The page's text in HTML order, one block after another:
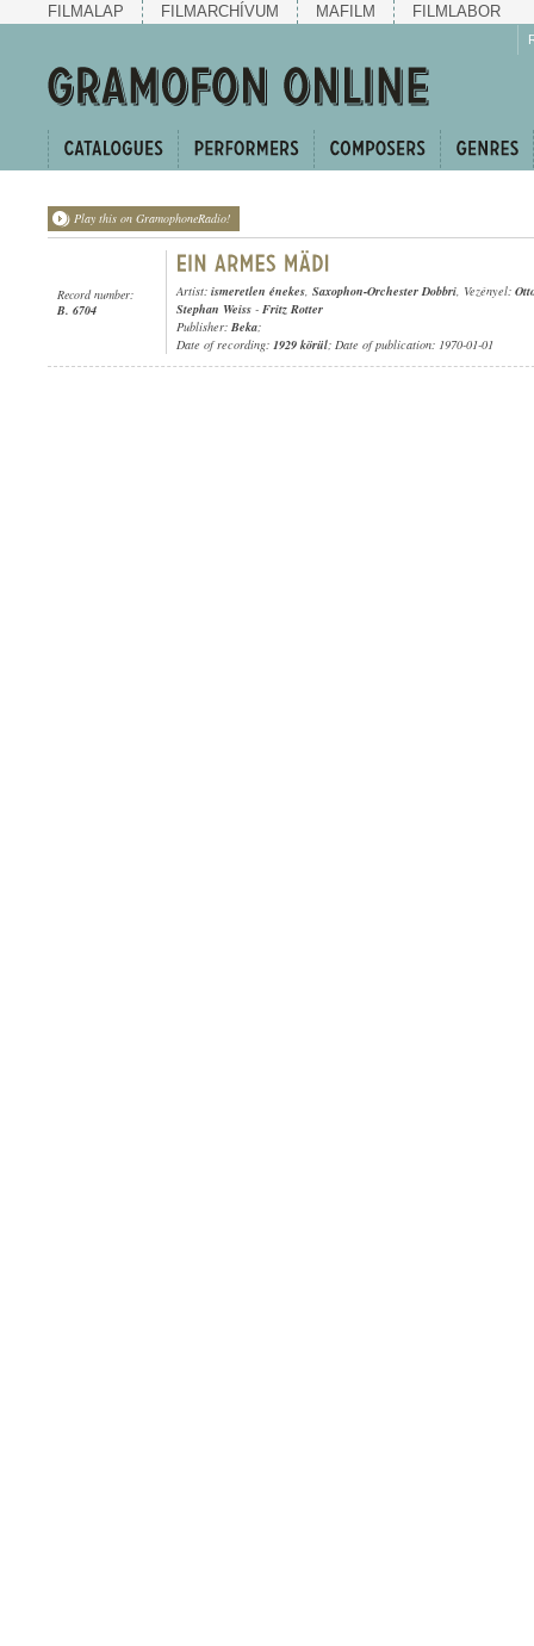
FILMALAP FILMARCHÍVUM MAFILM FILMLABOR
Play this on GramophoneRadio!
Record number:
B. 6704
Artist: ismeretlen énekes, Saxophon-Orchester Dobbri, Vezényel:
Stephan Weiss - Fritz Rotter
Publisher: Beka;
Date of recording: 1929 körül; Date of publication: 1970-01-01